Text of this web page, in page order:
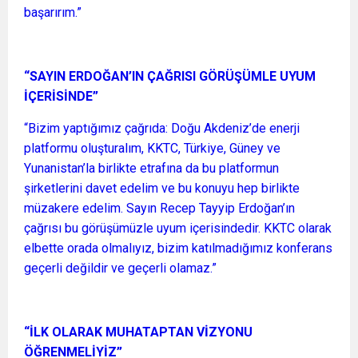
başarırım.”
“SAYIN ERDOĞAN’IN ÇAĞRISI GÖRÜŞÜMLE UYUM
İÇERİSİNDE”
“Bizim yaptığımız çağrıda: Doğu Akdeniz’de enerji
platformu oluşturalım, KKTC, Türkiye, Güney ve
Yunanistan’la birlikte etrafına da bu platformun
şirketlerini davet edelim ve bu konuyu hep birlikte
müzakere edelim. Sayın Recep Tayyip Erdoğan’ın
çağrısı bu görüşümüzle uyum içerisindedir. KKTC olarak
elbette orada olmalıyız, bizim katılmadığımız konferans
geçerli değildir ve geçerli olamaz.”
“İLK OLARAK MUHATAPTAN VİZYONU
ÖĞRENMELİYİZ”